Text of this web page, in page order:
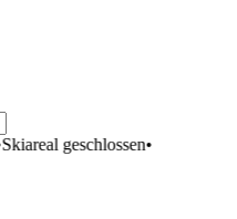
Skiareal geschlossen•